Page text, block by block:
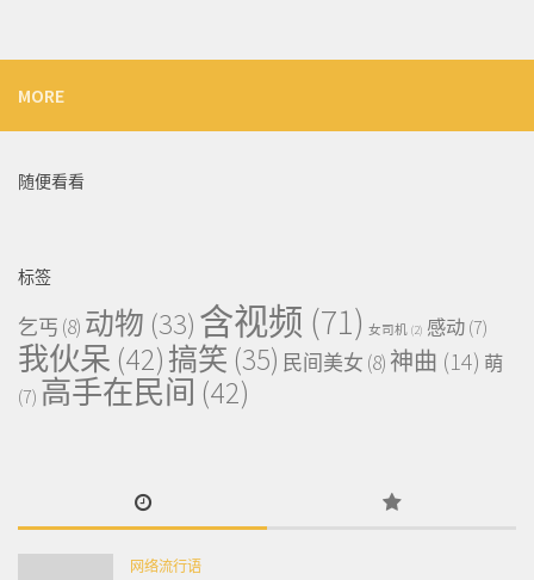
MORE
随便看看
标签
乞丐 (8) 动物 (33)含视频 (71) 女司机 (2) 感动 (7)
我伙呆 (42)搞笑 (35) 民间美女 (8) 神曲 (14) 萌
(7) 高手在民间 (42)
网络流行语